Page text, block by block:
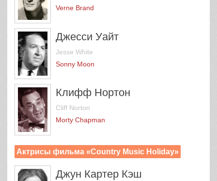
Verne Brand
Джесси Уайт
Jesse White
Sonny Moon
Клифф Нортон
Cliff Norton
Morty Chapman
Актрисы фильма «Country Music Holiday»
Джун Картер Кэш